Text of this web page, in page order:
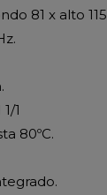
81 x alto
1
80ºC.